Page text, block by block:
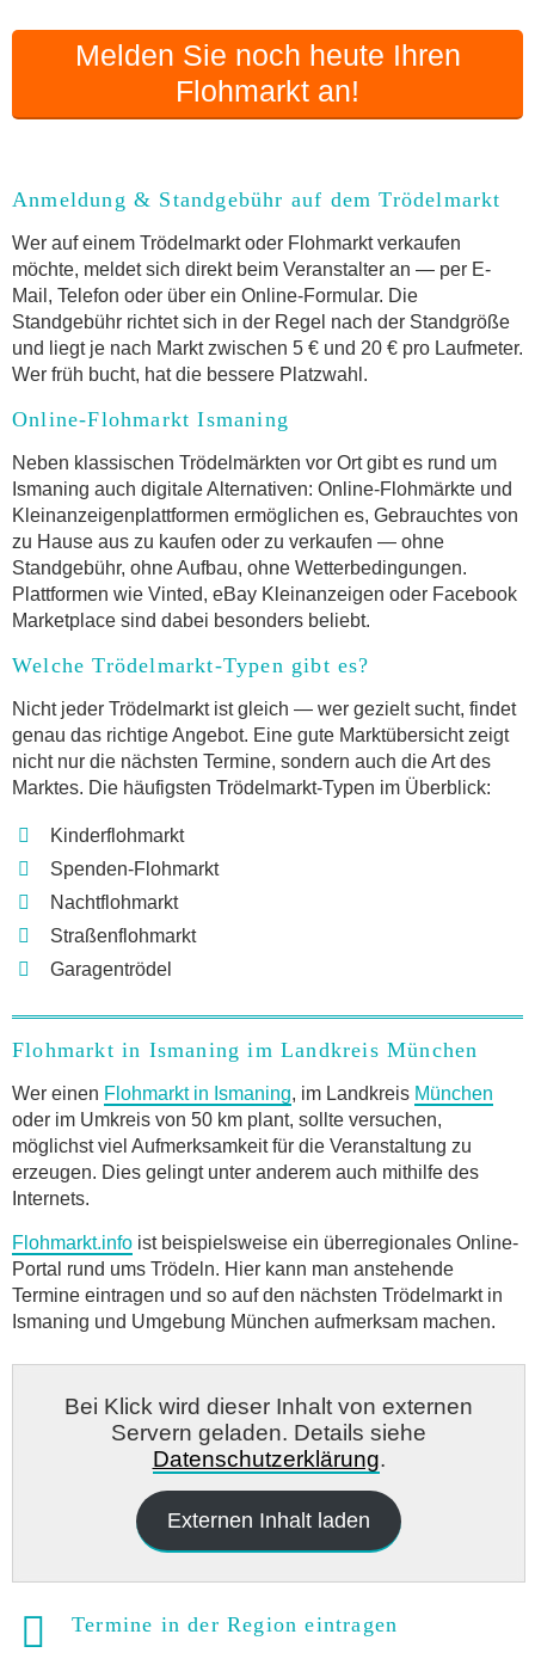
Melden Sie noch heute Ihren
Flohmarkt an!
Anmeldung & Standgebühr auf dem Trödelmarkt
Wer auf einem Trödelmarkt oder Flohmarkt verkaufen
möchte, meldet sich direkt beim Veranstalter an — per E-
Mail, Telefon oder über ein Online-Formular. Die
Standgebühr richtet sich in der Regel nach der Standgröße
und liegt je nach Markt zwischen 5 € und 20 € pro Laufmeter.
Wer früh bucht, hat die bessere Platzwahl.
Online-Flohmarkt Ismaning
Neben klassischen Trödelmärkten vor Ort gibt es rund um
Ismaning auch digitale Alternativen: Online-Flohmärkte und
Kleinanzeigenplattformen ermöglichen es, Gebrauchtes von
zu Hause aus zu kaufen oder zu verkaufen — ohne
Standgebühr, ohne Aufbau, ohne Wetterbedingungen.
Plattformen wie Vinted, eBay Kleinanzeigen oder Facebook
Marketplace sind dabei besonders beliebt.
Welche Trödelmarkt-Typen gibt es?
Nicht jeder Trödelmarkt ist gleich — wer gezielt sucht, findet
genau das richtige Angebot. Eine gute Marktübersicht zeigt
nicht nur die nächsten Termine, sondern auch die Art des
Marktes. Die häufigsten Trödelmarkt-Typen im Überblick:
Kinderflohmarkt
Spenden-Flohmarkt
Nachtflohmarkt
Straßenflohmarkt
Garagentrödel
Flohmarkt in Ismaning im Landkreis München
Wer einen Flohmarkt in Ismaning, im Landkreis München
oder im Umkreis von 50 km plant, sollte versuchen,
möglichst viel Aufmerksamkeit für die Veranstaltung zu
erzeugen. Dies gelingt unter anderem auch mithilfe des
Internets.
Flohmarkt.info ist beispielsweise ein überregionales Online-
Portal rund ums Trödeln. Hier kann man anstehende
Termine eintragen und so auf den nächsten Trödelmarkt in
Ismaning und Umgebung München aufmerksam machen.
Bei Klick wird dieser Inhalt von externen
Servern geladen. Details siehe
Datenschutzerklärung.
Externen Inhalt laden
Termine in der Region eintragen